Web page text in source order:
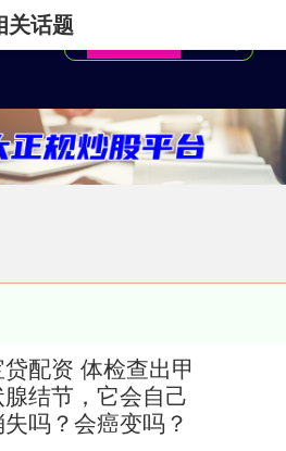
关话题
配资 体检查出甲
结节，它会自己
吗？会癌变吗？